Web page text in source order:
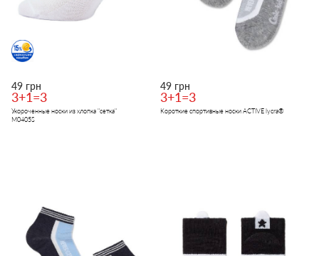
49 грн
3+1=3
Укороченные носки из хлопка "сетка"
M0405S
49 грн
3+1=3
Короткие спортивные носки ACTIVE lycra®